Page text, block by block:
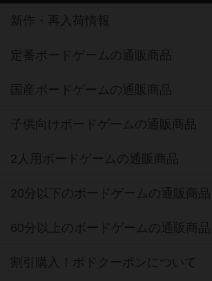
新作・再入荷情報
定番ボードゲームの通販商品
国産ボードゲームの通販商品
子供向けボードゲームの通販商品
2人用ボードゲームの通販商品
20分以下のボードゲームの通販商品
60分以上のボードゲームの通販商品
割引購入！ボドクーポンについて